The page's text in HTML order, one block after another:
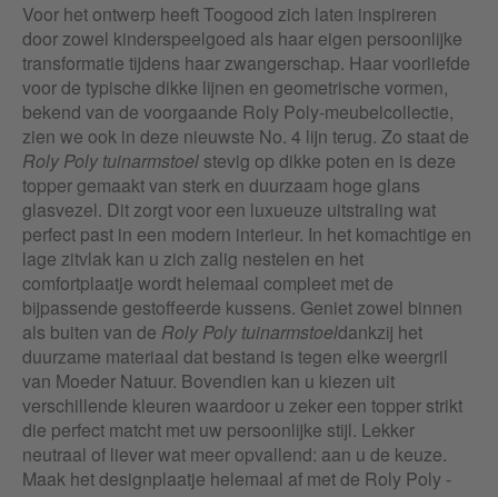
Voor het ontwerp heeft Toogood zich laten inspireren
door zowel kinderspeelgoed als haar eigen persoonlijke
transformatie tijdens haar zwangerschap. Haar voorliefde
voor de typische dikke lijnen en geometrische vormen,
bekend van de voorgaande Roly Poly-meubelcollectie,
zien we ook in deze nieuwste No. 4 lijn terug. Zo staat de
Roly Poly tuinarmstoel stevig op dikke poten en is deze
topper gemaakt van sterk en duurzaam hoge glans
glasvezel. Dit zorgt voor een luxueuze uitstraling wat
perfect past in een modern interieur. In het komachtige en
lage zitvlak kan u zich zalig nestelen en het
comfortplaatje wordt helemaal compleet met de
bijpassende gestoffeerde kussens. Geniet zowel binnen
als buiten van de Roly Poly tuinarmstoeldankzij het
duurzame materiaal dat bestand is tegen elke weergril
van Moeder Natuur. Bovendien kan u kiezen uit
verschillende kleuren waardoor u zeker een topper strikt
die perfect matcht met uw persoonlijke stijl. Lekker
neutraal of liever wat meer opvallend: aan u de keuze.
Maak het designplaatje helemaal af met de Roly Poly -